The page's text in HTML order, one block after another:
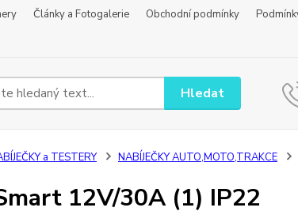
Články a Fotogalerie Obchodní podmínky
Hledat
a TESTERY NABÍJEČKY AUTO,MOTO,TRAKCE
12V/30A (1) IP22